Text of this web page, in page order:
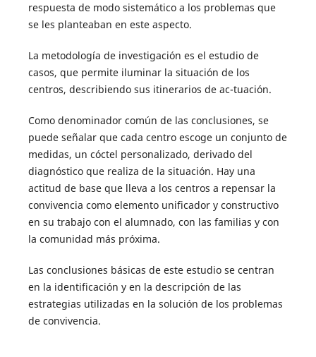
respuesta de modo sistemático a los problemas que
se les planteaban en este aspecto.
La metodología de investigación es el estudio de
casos, que permite iluminar la situación de los
centros, describiendo sus itinerarios de ac-tuación.
Como denominador común de las conclusiones, se
puede señalar que cada centro escoge un conjunto de
medidas, un cóctel personalizado, derivado del
diagnóstico que realiza de la situación. Hay una
actitud de base que lleva a los centros a repensar la
convivencia como elemento unificador y constructivo
en su trabajo con el alumnado, con las familias y con
la comunidad más próxima.
Las conclusiones básicas de este estudio se centran
en la identificación y en la descripción de las
estrategias utilizadas en la solución de los problemas
de convivencia.